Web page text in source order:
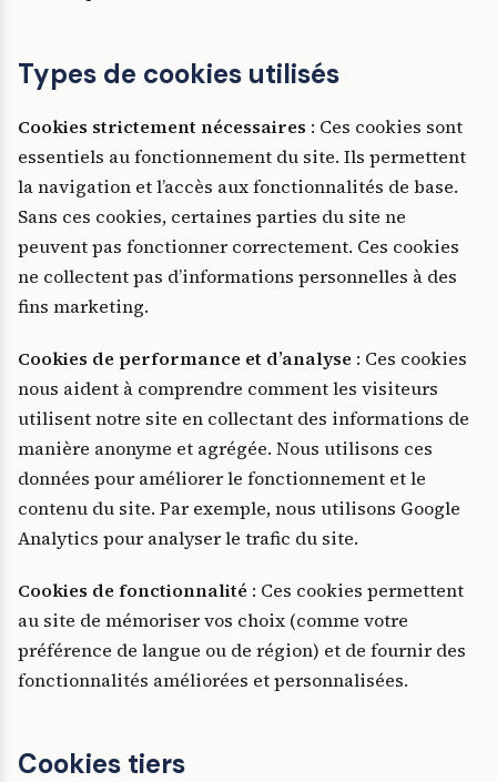
Types de cookies utilisés
Cookies strictement nécessaires : Ces cookies sont
essentiels au fonctionnement du site. Ils permettent
la navigation et l’accès aux fonctionnalités de base.
Sans ces cookies, certaines parties du site ne
peuvent pas fonctionner correctement. Ces cookies
ne collectent pas d’informations personnelles à des
fins marketing.
Cookies de performance et d’analyse : Ces cookies
nous aident à comprendre comment les visiteurs
utilisent notre site en collectant des informations de
manière anonyme et agrégée. Nous utilisons ces
données pour améliorer le fonctionnement et le
contenu du site. Par exemple, nous utilisons Google
Analytics pour analyser le trafic du site.
Cookies de fonctionnalité : Ces cookies permettent
au site de mémoriser vos choix (comme votre
préférence de langue ou de région) et de fournir des
fonctionnalités améliorées et personnalisées.
Cookies tiers